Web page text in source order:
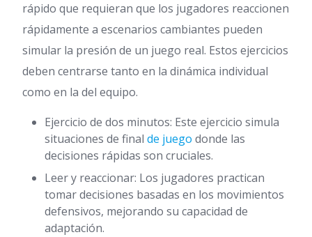
rápido que requieran que los jugadores reaccionen
rápidamente a escenarios cambiantes pueden
simular la presión de un juego real. Estos ejercicios
deben centrarse tanto en la dinámica individual
como en la del equipo.
Ejercicio de dos minutos: Este ejercicio simula
situaciones de final de juego donde las
decisiones rápidas son cruciales.
Leer y reaccionar: Los jugadores practican
tomar decisiones basadas en los movimientos
defensivos, mejorando su capacidad de
adaptación.